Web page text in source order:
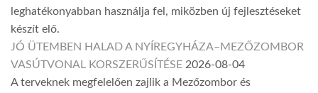
leghatékonyabban használja fel, miközben új fejlesztéseket
készít elő.
JÓ ÜTEMBEN HALAD A NYÍREGYHÁZA–MEZŐZOMBOR
VASÚTVONAL KORSZERŰSÍTÉSE 2026-08-04
A terveknek megfelelően zajlik a Mezőzombor és